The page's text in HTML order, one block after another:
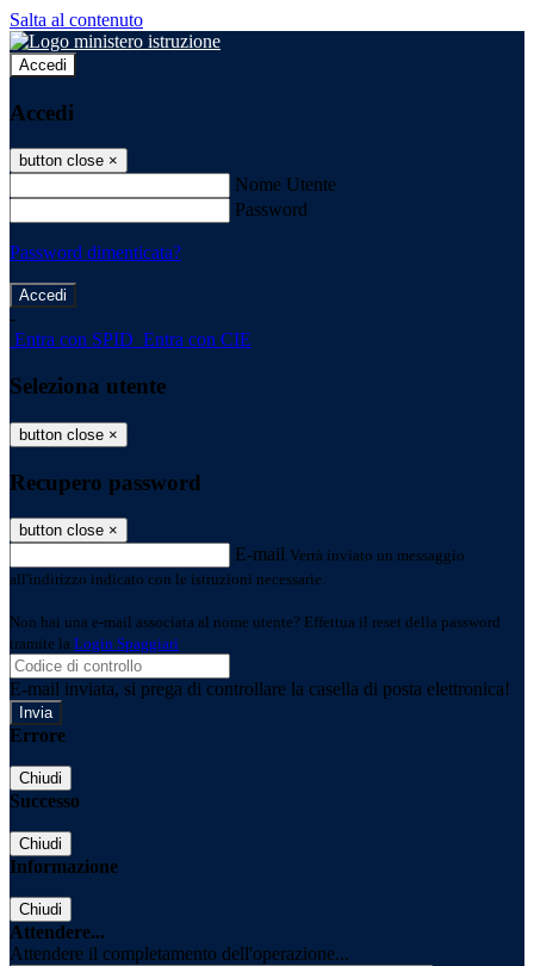
Salta al contenuto
Accedi
Accedi
button close ×
Nome Utente
Password
Password dimenticata?
-
Entra con SPID Entra con CIE
Seleziona utente
button close ×
Recupero password
button close ×
E-mail Verrà inviato un messaggio
all'indirizzo indicato con le istruzioni necessarie.
Non hai una e-mail associata al nome utente? Effettua il reset della password
tramite la Login Spaggiari
E-mail inviata, si prega di controllare la casella di posta elettronica!
Errore
Chiudi
Successo
Chiudi
Informazione
Chiudi
Attendere...
Attendere il completamento dell'operazione...